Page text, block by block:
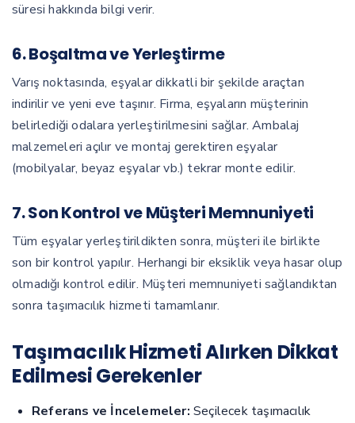
süresi hakkında bilgi verir.
6.Boşaltma ve Yerleştirme
Varış noktasında, eşyalar dikkatli bir şekilde araçtan
indirilir ve yeni eve taşınır. Firma, eşyaların müşterinin
belirlediği odalara yerleştirilmesini sağlar. Ambalaj
malzemeleri açılır ve montaj gerektiren eşyalar
(mobilyalar, beyaz eşyalar vb.) tekrar monte edilir.
7.Son Kontrol ve Müşteri Memnuniyeti
Tüm eşyalar yerleştirildikten sonra, müşteri ile birlikte
son bir kontrol yapılır. Herhangi bir eksiklik veya hasar olup
olmadığı kontrol edilir. Müşteri memnuniyeti sağlandıktan
sonra taşımacılık hizmeti tamamlanır.
Taşımacılık Hizmeti Alırken Dikkat
Edilmesi Gerekenler
Referans ve İncelemeler: Seçilecek taşımacılık